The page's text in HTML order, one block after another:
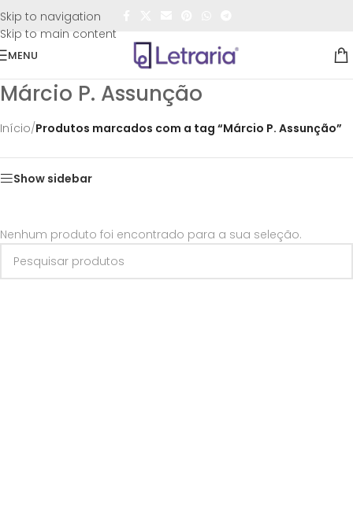
Skip to navigation
Skip to main content
FRETE GRÁTIS
MENU
Márcio P. Assunção
Início/Produtos marcados com a tag “Márcio P. Assunção”
Show sidebar
Nenhum produto foi encontrado para a sua seleção.